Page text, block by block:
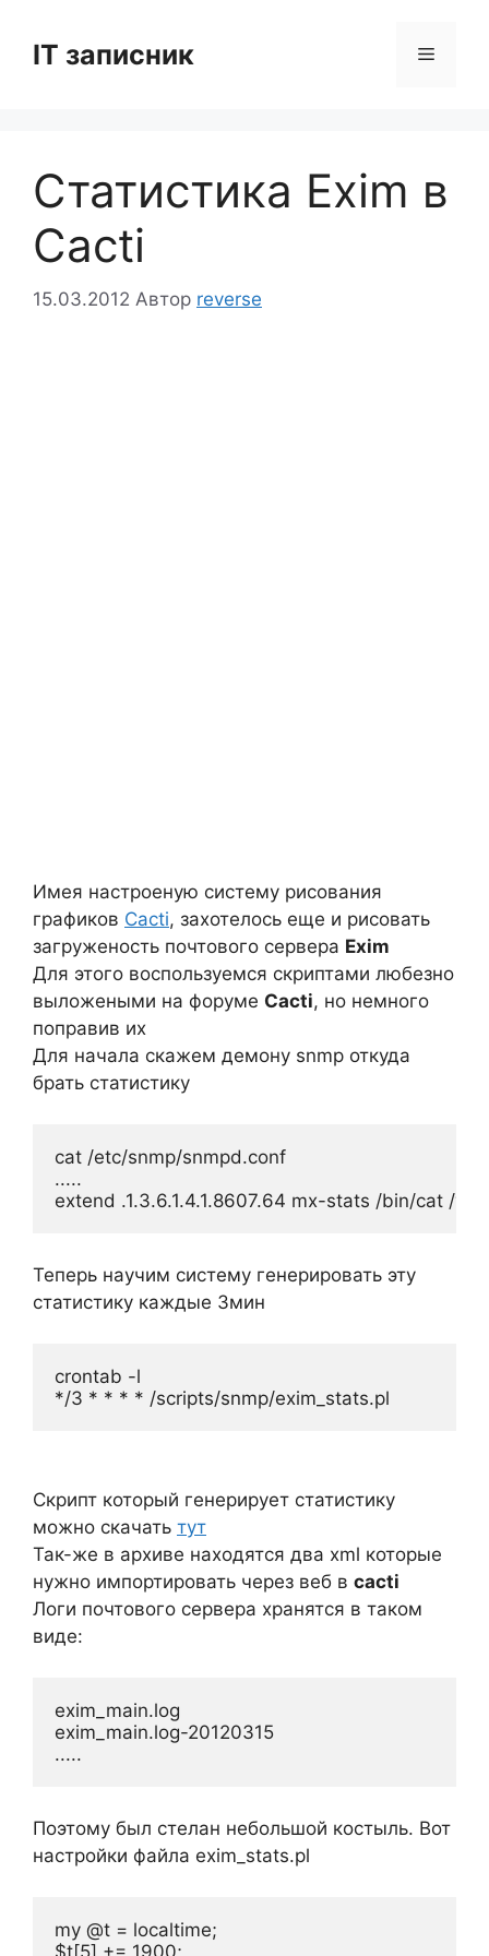
вмістуIT записник Меню
Статистика Exim в
Cacti
15.03.2012 Автор reverse
Имея настроеную систему рисования
графиков Cacti, захотелось еще и рисовать
загруженость почтового сервера Exim
Для этого воспользуемся скриптами любезно
выложеными на форуме Cacti, но немного
поправив их
Для начала скажем демону snmp откуда
брать статистику
cat /etc/snmp/snmpd.conf
.....
Теперь научим систему генерировать эту
статистику каждые 3мин
crontab -l
Скрипт который генерирует статистику
можно скачать тут
Так-же в архиве находятся два xml которые
нужно импортировать через веб в cacti
Логи почтового сервера хранятся в таком
виде:
exim_main.log
exim_main.log-20120315
Поэтому был стелан небольшой костыль. Вот
настройки файла exim_stats.pl
my @t = localtime;
$t[5] += 1900;